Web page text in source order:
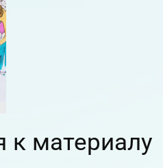
к материалу